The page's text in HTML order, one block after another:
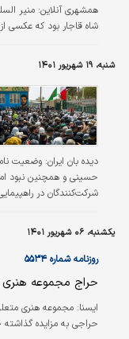
همشهری آنلاین: منیر
شاه قاجار بود که عکسی
شنبه، ۱۹ شهریور ۱۴۰۱
دیده بان ایران: وضعیت
حسینی و همچنین نبود
شرکت‌کنندگان در
یکشنبه، ۰۶ شهریور ۱۴۰۱
روزنامه شماره ۵۵۳۴
حراج مجموعه هنری
ایسنا: مجموعه هنری
حراجی به مزایده